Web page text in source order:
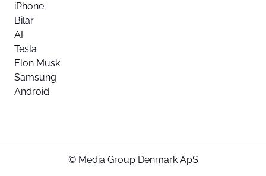
iPhone
Bilar
AI
Tesla
Elon Musk
Samsung
Android
© Media Group Denmark ApS